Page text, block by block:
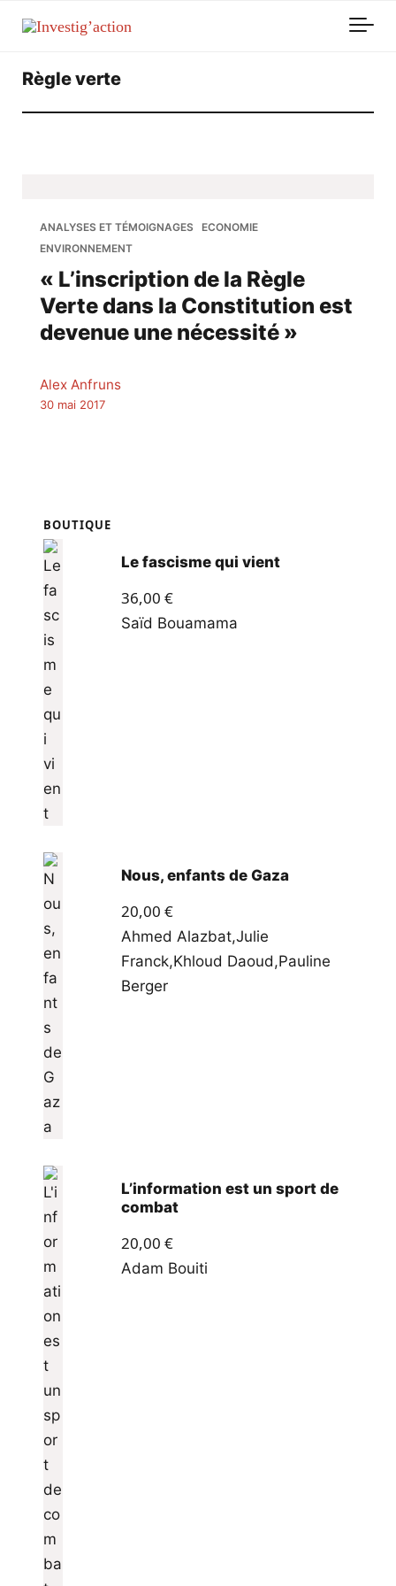
Règle verte
ANALYSES ET TÉMOIGNAGES
ECONOMIE
ENVIRONNEMENT
« L’inscription de la Règle
Verte dans la Constitution est
devenue une nécessité »
Alex Anfruns
30 mai 2017
BOUTIQUE
Le fascisme qui vient
36,00 €
Saïd Bouamama
Nous, enfants de Gaza
20,00 €
Ahmed Alazbat,Julie
Franck,Khloud Daoud,Pauline
Berger
L’information est un sport de
combat
20,00 €
Adam Bouiti